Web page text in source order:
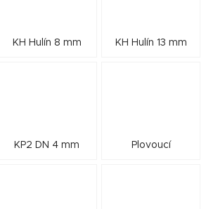
KH Hulín 8 mm KH Hulín 13 mm
KP2 DN 4 mm Plovoucí